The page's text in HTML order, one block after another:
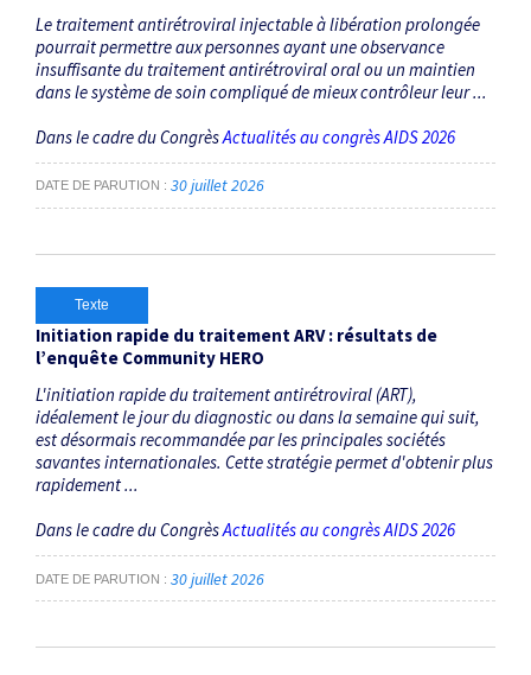
Le traitement antirétroviral injectable à libération prolongée
pourrait permettre aux personnes ayant une observance
insuffisante du traitement antirétroviral oral ou un maintien
dans le système de soin compliqué de mieux contrôleur leur ...
Dans le cadre du CongrèsActualités au congrès AIDS 2026
DATE DE PARUTION 30 juillet 2026
Texte
Initiation rapide du traitement ARV : résultats de
l’enquête Community HERO
L'initiation rapide du traitement antirétroviral (ART),
idéalement le jour du diagnostic ou dans la semaine qui suit,
est désormais recommandée par les principales sociétés
savantes internationales. Cette stratégie permet d'obtenir plus
rapidement ...
Dans le cadre du CongrèsActualités au congrès AIDS 2026
DATE DE PARUTION 30 juillet 2026